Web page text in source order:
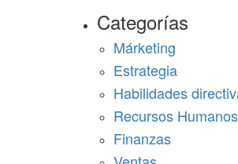
Categorías
Márketing
Estrategia
Habilidades
Recursos Humanos
Finanzas